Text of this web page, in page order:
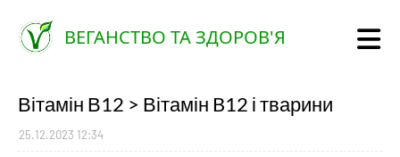
ВЕГАНСТВО ТА ЗДОРОВ'Я
Вітамін В12 > Вітамін B12 і тварини
25.12.2023 12:34